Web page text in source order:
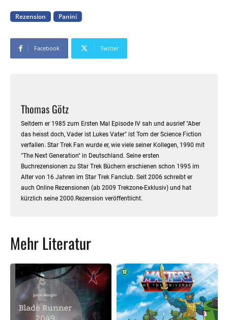
Rezension Panini
Facebook Twitter
Thomas Götz
Seitdem er 1985 zum Ersten Mal Episode IV sah und ausrief "Aber
das heisst doch, Vader ist Lukes Vater" ist Tom der Science Fiction
verfallen. Star Trek Fan wurde er, wie viele seiner Kollegen, 1990 mit
"The Next Generation" in Deutschland. Seine ersten
Buchrezensionen zu Star Trek Büchern erschienen schon 1995 im
Alter von 16 Jahren im Star Trek Fanclub. Seit 2006 schreibt er
auch Online Rezensionen (ab 2009 Trekzone-Exklusiv) und hat
kürzlich seine 2000.Rezension veröffentlicht.
Mehr Literatur